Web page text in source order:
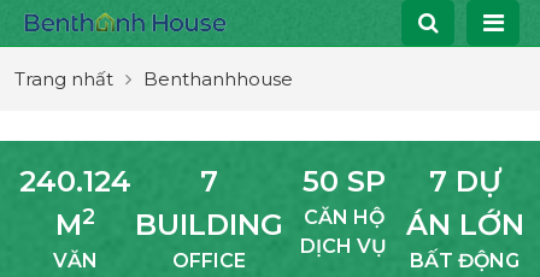
Trang nhất Benthanhhouse
240.124
M2
VĂN
7
BUILDING
OFFICE
50 SP
CĂN HỘ
DỊCH VỤ
7 DỰ
ÁN LỚN
BẤT ĐỘNG